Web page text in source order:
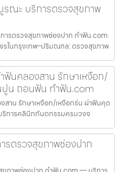
รณะ บริการตรวจสุขภาพ
ารตรวจสุขภาพช่องปาก ทำฟัน.com
ในกรุงเทพ–ปริมณฑล: ตรวจสุขภาพ
นคลองสาน รักษาเหงือก/
น ถอนฟัน ทำฟัน.com
าน รักษาเหงือก/เหงือกร่น ผ่าฟันคุด
การคลินิกทันตกรรมครบวงจ
ตรวจสุขภาพช่องปาก